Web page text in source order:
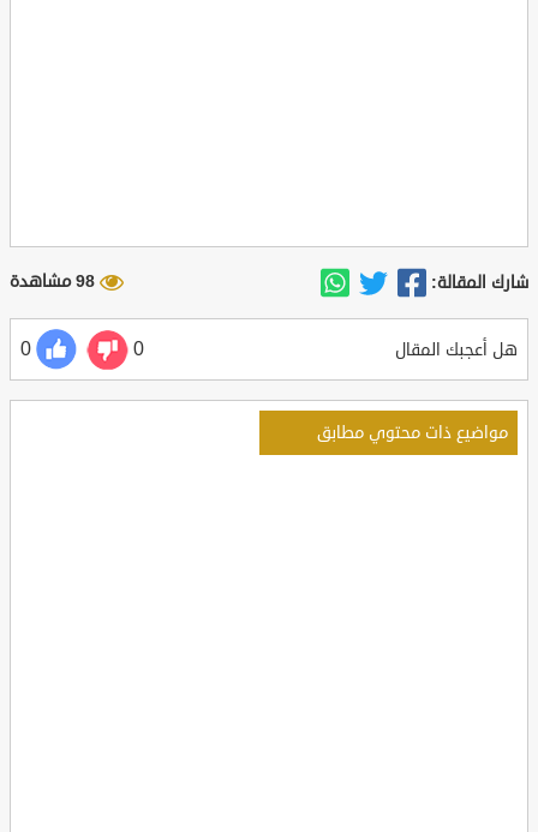
شارك المقالة: 98 مشاهدة
هل أعجبك المقال 0
0
مواضيع ذات محتوي مطابق